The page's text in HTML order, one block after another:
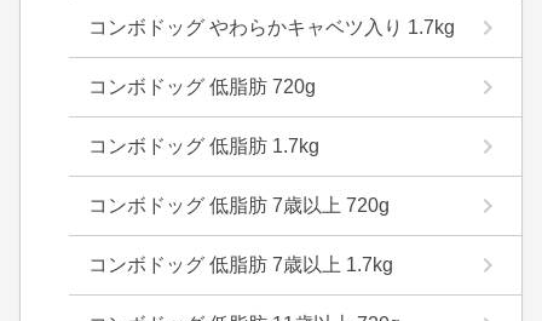
コンボドッグ やわらかキャベツ入り 1.7kg
コンボドッグ 低脂肪 720g
コンボドッグ 低脂肪 1.7kg
コンボドッグ 低脂肪 7歳以上 720g
コンボドッグ 低脂肪 7歳以上 1.7kg